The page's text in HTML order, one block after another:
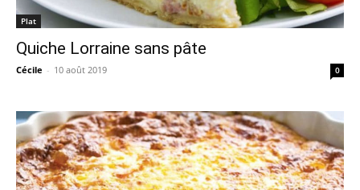
Plat
Quiche Lorraine sans pâte
Cécile - 10 août 2019 0